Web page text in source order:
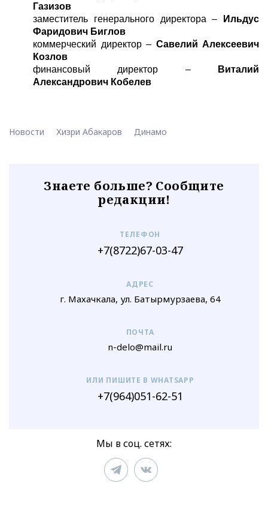
Газизов
заместитель генерального директора –
Ильдус
Фаридович Биглов
коммерческий директор – Савелий Алексеевич
Козлов
финансовый директор –
Виталий
Александрович Кобелев
Новости Хизри Абакаров Динамо
Знаете больше? Сообщите
редакции!
ТЕЛЕФОН
+7(8722)67-03-47
АДРЕС
г. Махачкала, ул. Батырмурзаева, 64
ПОЧТА
n-delo@mail.ru
ИЛИ ПИШИТЕ В WHATSAPP
+7(964)051-62-51
Мы в соц. сетях: